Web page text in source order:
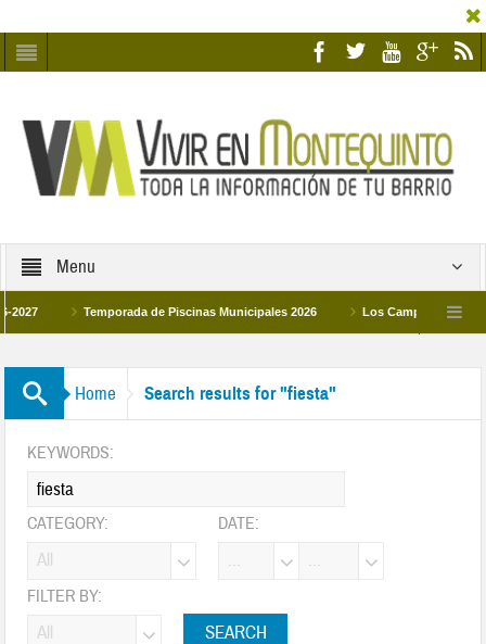
Menu
Temporada de Piscinas Municipales 2026 Los Campus de
Home Search results for "fiesta"
KEYWORDS:
CATEGORY: DATE:
FILTER BY: